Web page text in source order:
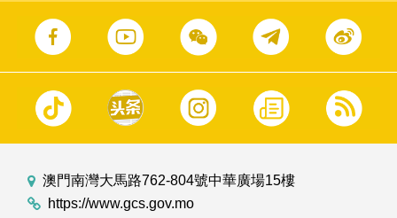
澳門南灣大馬路762-804號中華廣場15樓
https://www.gcs.gov.mo